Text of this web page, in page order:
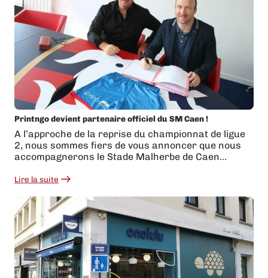
PrintngoBox
!!
Printngo devient partenaire officiel du SM Caen !
A l’approche de la reprise du championnat de ligue
2, nous sommes fiers de vous annoncer que nous
accompagnerons le Stade Malherbe de Caen…
Lire la suite
:
devient
partenaire
officiel
du
SM
Caen
!